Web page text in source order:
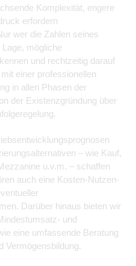
Komplexität, engere
erfordern
wer die Zahlen seines
mögliche
und rechtzeitig darauf
einer professionellen
in allen Phasen der
der Existenzgründung über
– wie Kauf,
u.v.m. – schaffen
auch eine Kosten-Nutzen-
Darüber hinaus bieten wir
und
eine umfassende Beratung
Vermögensbildung.